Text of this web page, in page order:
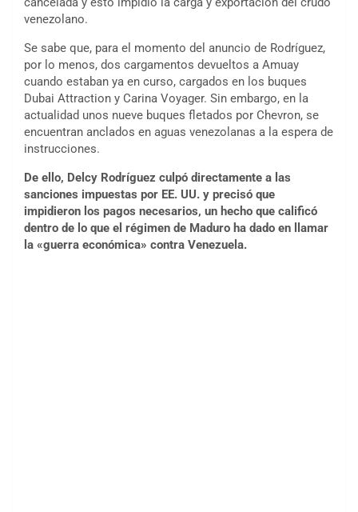
venezolano.
Se sabe que, para el momento del anuncio de Rodríguez,
por lo menos, dos cargamentos devueltos a Amuay
cuando estaban ya en curso, cargados en los buques
Dubai Attraction y Carina Voyager. Sin embargo, en la
actualidad unos nueve buques fletados por Chevron, se
encuentran anclados en aguas venezolanas a la espera de
instrucciones.
De ello, Delcy Rodríguez culpó directamente a las
sanciones impuestas por EE. UU. y precisó que
impidieron los pagos necesarios, un hecho que calificó
dentro de lo que el régimen de Maduro ha dado en llamar
la «guerra económica» contra Venezuela.